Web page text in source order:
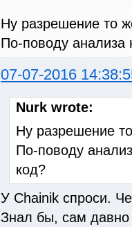
Ну разрешение то
По-поводу анализа
07-07-2016
Nurk wrote:
Ну разрешение
По-поводу
код?
У Chainik спроси.
Знал бы, сам